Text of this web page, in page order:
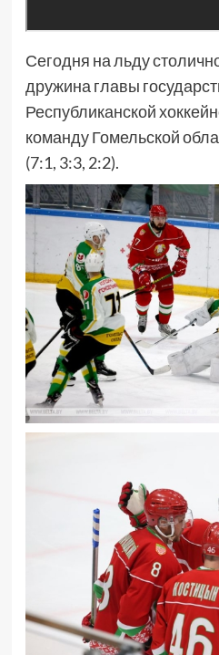
Сегодня на льду
дружина главы
Республиканской
команду Гомельской
(7:1, 3:3, 2:2).